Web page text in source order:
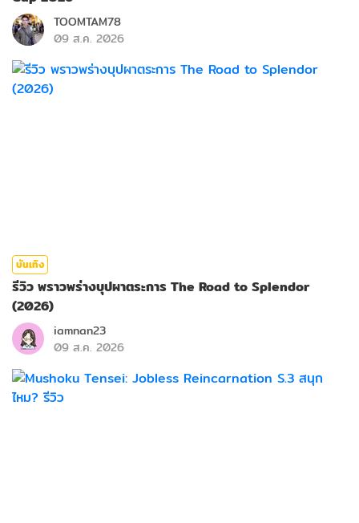
TOOMTAM78
09 ส.ค. 2026
บันเทิง
รีวิว พราวพร่างบุปผาตระการ The Road to Splendor
(2026)
iamnan23
09 ส.ค. 2026